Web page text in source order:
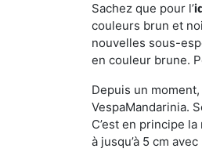
Sachez que pour l’
couleurs brun et
nouvelles sous-
en couleur brune.
Depuis un
VespaMandarinia.
C’est en principe
à jusqu’à 5 cm